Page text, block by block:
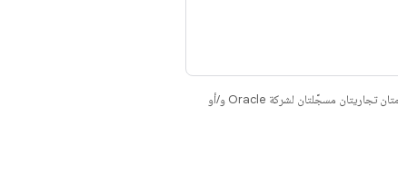
. إنّ Java وOpenJDK هما علامتان تجاريتان مسجَّلتان لشركة Oracle و/أو